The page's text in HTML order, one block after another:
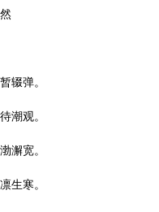
辍弹。
潮观。
澥宽。
生寒。